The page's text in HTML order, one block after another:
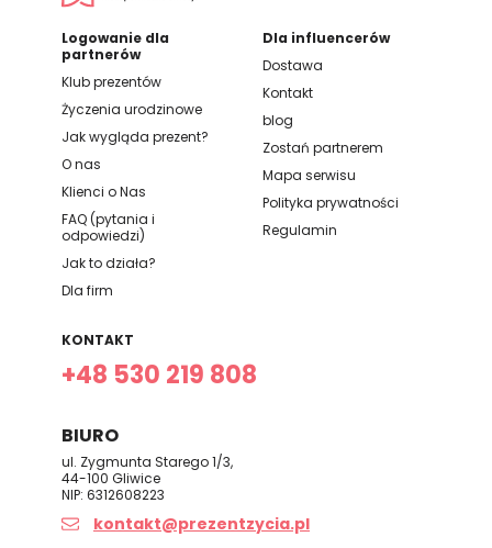
Logowanie dla
partnerów
Klub prezentów
Życzenia urodzinowe
Jak wygląda prezent?
O nas
Klienci o Nas
FAQ (pytania i
odpowiedzi)
Jak to działa?
Dla firm
Dla influencerów
Dostawa
Kontakt
blog
Zostań partnerem
Mapa serwisu
Polityka prywatności
Regulamin
KONTAKT
+48 530 219 808
BIURO
ul. Zygmunta Starego 1/3,
44-100 Gliwice
NIP: 6312608223
kontakt@prezentzycia.pl